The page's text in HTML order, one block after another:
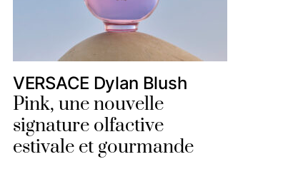
VERSACE Dylan Blush
Pink, une nouvelle
signature olfactive
estivale et gourmande